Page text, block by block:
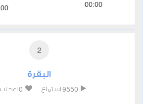
00:00
2
البقرة
9550 استماع 0 اعجاب